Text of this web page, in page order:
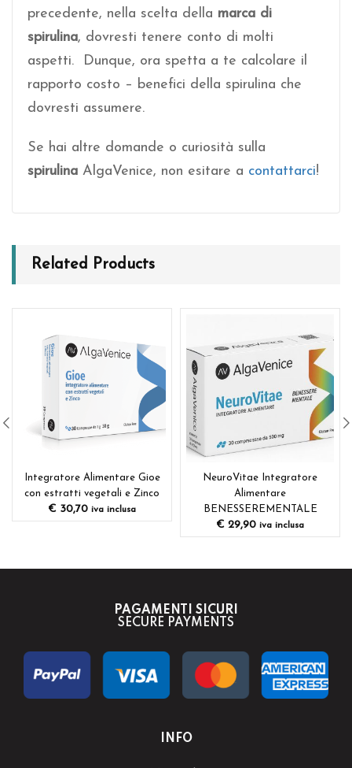
precedente, nella scelta della marca di
spirulina, dovresti tenere conto di molti
aspetti. Dunque, ora spetta a te calcolare il
rapporto costo – benefici della spirulina che
dovresti assumere.
Se hai altre domande o curiosità sulla
spirulina AlgaVenice, non esitare a contattarci!
Related Products
Integratore Alimentare Gioe
con estratti vegetali e Zinco
€ 30,70 iva inclusa
NeuroVitae Integratore
Alimentare
BENESSEREMENTALE
€ 29,90 iva inclusa
PAGAMENTI SICURI
SECURE PAYMENTS
INFO